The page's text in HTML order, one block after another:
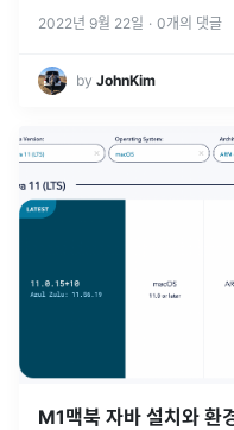
2022년 9월 22일 · 0개의 댓글
by JohnKim
M1맥북 자바 설치와 환